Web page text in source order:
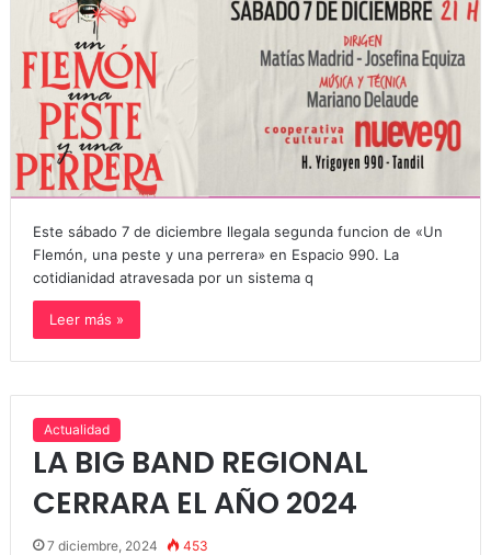
Este sábado 7 de diciembre llegala segunda funcion de «Un
Flemón, una peste y una perrera» en Espacio 990. La
cotidianidad atravesada por un sistema q
Leer más »
Actualidad
LA BIG BAND REGIONAL
CERRARA EL AÑO 2024
7 diciembre, 2024 453